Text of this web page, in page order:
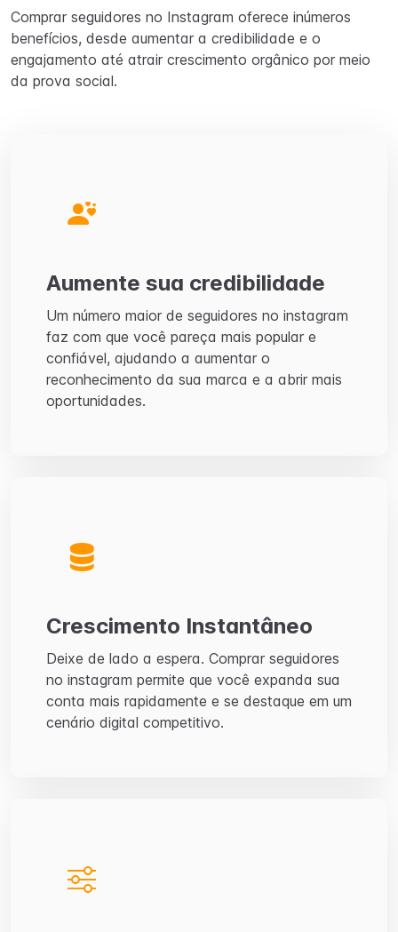
Comprar seguidores no Instagram oferece inúmeros
benefícios, desde aumentar a credibilidade e o
engajamento até atrair crescimento orgânico por meio
da prova social.
Aumente sua credibilidade
Um número maior de seguidores no instagram
faz com que você pareça mais popular e
confiável, ajudando a aumentar o
reconhecimento da sua marca e a abrir mais
oportunidades.
Crescimento Instantâneo
Deixe de lado a espera. Comprar seguidores
no instagram permite que você expanda sua
conta mais rapidamente e se destaque em um
cenário digital competitivo.